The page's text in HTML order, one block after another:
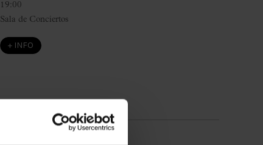
19:00
Sala de Conciertos
+ INFO